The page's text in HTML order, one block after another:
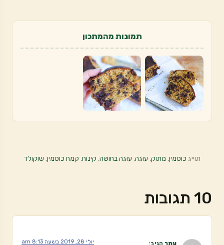
תמונות מהמתכון
תוייג כוסמין, מתוק, עוגה, עוגה בחושה, קינוח, קמח כוסמין, שוקולד
10 תגובות
עתר הגיב: יולי 28, 2019 בשעה 8:13 am